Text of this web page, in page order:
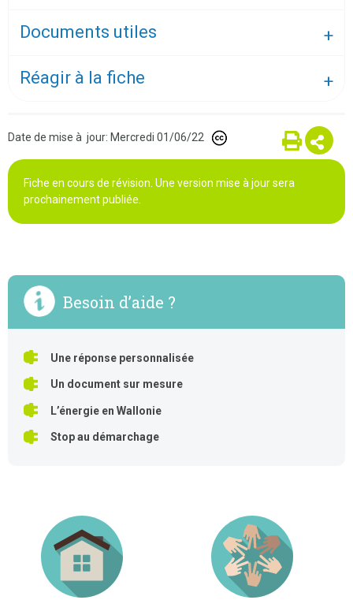
Documents utiles
Réagir à la fiche
Date de mise à jour: Mercredi 01/06/22
Fiche en cours de révision. Une version mise à jour sera
prochainement publiée.
Besoin d’aide ?
Une réponse personnalisée
Un document sur mesure
L’énergie en Wallonie
Stop au démarchage